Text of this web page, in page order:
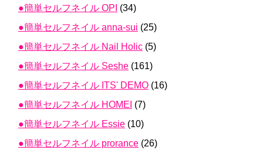
●簡単セルフネイル OPI (34)
●簡単セルフネイル anna-sui (25)
●簡単セルフネイル Nail Holic (5)
●簡単セルフネイル Seshe (161)
●簡単セルフネイル ITS' DEMO (16)
●簡単セルフネイル HOMEI (7)
●簡単セルフネイル Essie (10)
●簡単セルフネイル prorance (26)